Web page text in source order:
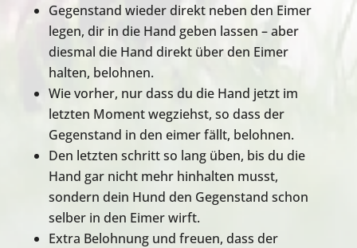
Gegenstand wieder direkt neben den Eimer
legen, dir in die Hand geben lassen – aber
diesmal die Hand direkt über den Eimer
halten, belohnen.
Wie vorher, nur dass du die Hand jetzt im
letzten Moment wegziehst, so dass der
Gegenstand in den eimer fällt, belohnen.
Den letzten schritt so lang üben, bis du die
Hand gar nicht mehr hinhalten musst,
sondern dein Hund den Gegenstand schon
selber in den Eimer wirft.
Extra Belohnung und freuen, dass der